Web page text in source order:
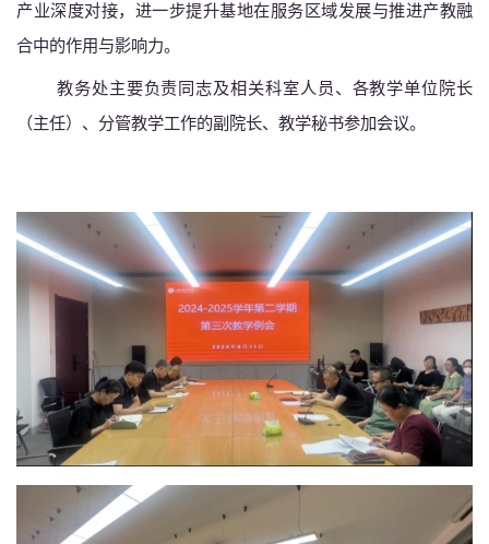
产业深度对接，进一步提升基地在服务区域发展与推进产教融
合中的作用与影响力。
教务处主要负责同志及相关科室人员、各教学单位院长
（主任）、分管教学工作的副院长、教学秘书参加会议。